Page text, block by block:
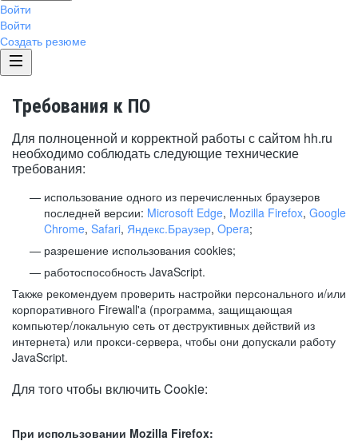
Войти
Войти
Создать резюме
Требования к ПО
Для полноценной и корректной работы с сайтом hh.ru
необходимо соблюдать следующие технические
требования:
использование одного из перечисленных браузеров
последней версии: Microsoft Edge, Mozilla Firefox, Google
Chrome, Safari, Яндекс.Браузер, Opera;
разрешение использования cookies;
работоспособность JavaScript.
Также рекомендуем проверить настройки персонального и/или
корпоративного Firewall'a (программа, защищающая
компьютер/локальную сеть от деструктивных действий из
интернета) или прокси-сервера, чтобы они допускали работу
JavaScript.
Для того чтобы включить Cookie:
При использовании Mozilla Firefox: